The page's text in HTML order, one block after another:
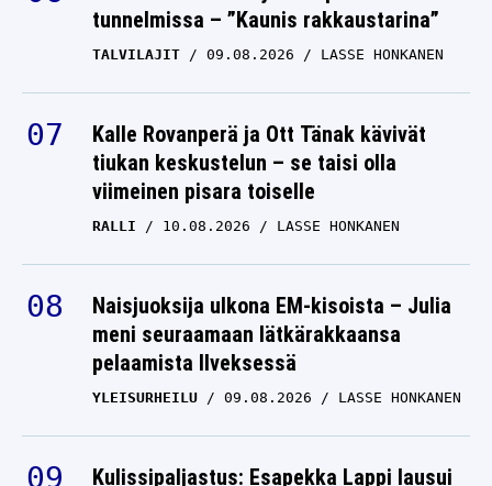
TALVILAJIT 09.08.2026 LASSE HONKANEN
Kalle Rovanperä ja Ott Tänak kävivät
tiukan keskustelun – se taisi olla
viimeinen pisara toiselle
RALLI 10.08.2026 LASSE HONKANEN
Naisjuoksija ulkona EM-kisoista – Julia
meni seuraamaan lätkärakkaansa
pelaamista Ilveksessä
YLEISURHEILU 09.08.2026
Kulissipaljastus: Esapekka Lappi lausui
pysäyttävät sanat ulosajonsa jälkeen